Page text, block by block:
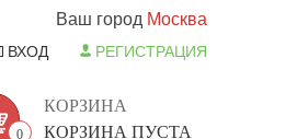
Ваш город Москва
ВХОД РЕГИСТРАЦИЯ
0
КОРЗИНА
КОРЗИНА ПУСТА